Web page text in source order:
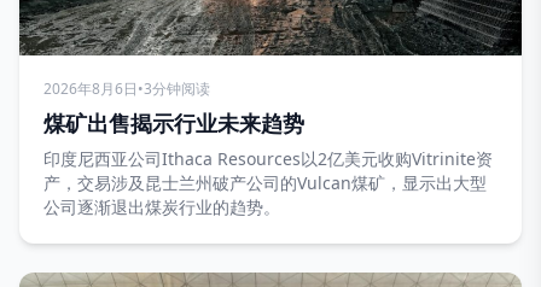
2026年8月6日•3分钟阅读
煤矿出售揭示行业未来趋势
印度尼西亚公司Ithaca Resources以2亿美元收购Vitrinite资
产，交易涉及昆士兰州破产公司的Vulcan煤矿，显示出大型
公司逐渐退出煤炭行业的趋势。